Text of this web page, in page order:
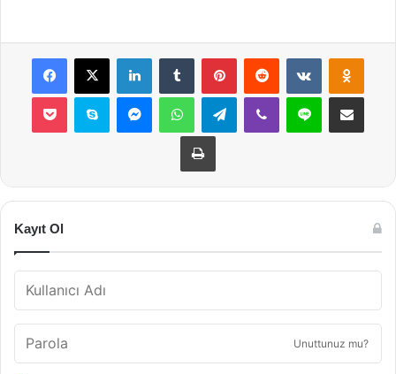
Facebook
X LinkedInTumblr PinterestReddit VKontakte
Pocket Skype MessengerWhatsAppTelegramViber Line E-Posta ile
Yazdır
Kayıt Ol
Unuttunuz mu?